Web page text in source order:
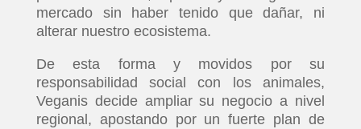
mercado sin haber tenido que dañar, ni
alterar nuestro ecosistema.
De esta forma y movidos por su
responsabilidad social con los animales,
Veganis decide ampliar su negocio a nivel
regional, apostando por un fuerte plan de